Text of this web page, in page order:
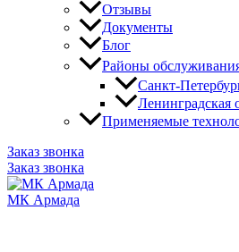
Отзывы
Документы
Блог
Районы
Санкт-
Ленинградская
Применяемые
Заказ звонка
Заказ звонка
МК Армада